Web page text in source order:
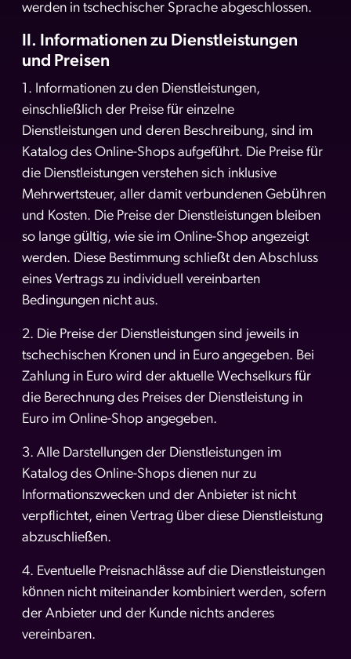
werden in tschechischer Sprache abgeschlossen.
II. Informationen zu Dienstleistungen
und Preisen
1. Informationen zu den Dienstleistungen,
einschließlich der Preise für einzelne
Dienstleistungen und deren Beschreibung, sind im
Katalog des Online-Shops aufgeführt. Die Preise für
die Dienstleistungen verstehen sich inklusive
Mehrwertsteuer, aller damit verbundenen Gebühren
und Kosten. Die Preise der Dienstleistungen bleiben
so lange gültig, wie sie im Online-Shop angezeigt
werden. Diese Bestimmung schließt den Abschluss
eines Vertrags zu individuell vereinbarten
Bedingungen nicht aus.
2. Die Preise der Dienstleistungen sind jeweils in
tschechischen Kronen und in Euro angegeben. Bei
Zahlung in Euro wird der aktuelle Wechselkurs für
die Berechnung des Preises der Dienstleistung in
Euro im Online-Shop angegeben.
3. Alle Darstellungen der Dienstleistungen im
Katalog des Online-Shops dienen nur zu
Informationszwecken und der Anbieter ist nicht
verpflichtet, einen Vertrag über diese Dienstleistung
abzuschließen.
4. Eventuelle Preisnachlässe auf die Dienstleistungen
können nicht miteinander kombiniert werden, sofern
der Anbieter und der Kunde nichts anderes
vereinbaren.